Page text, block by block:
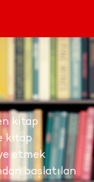
gönülden
projeleri
kitap
kitap
etmek
başlatılan